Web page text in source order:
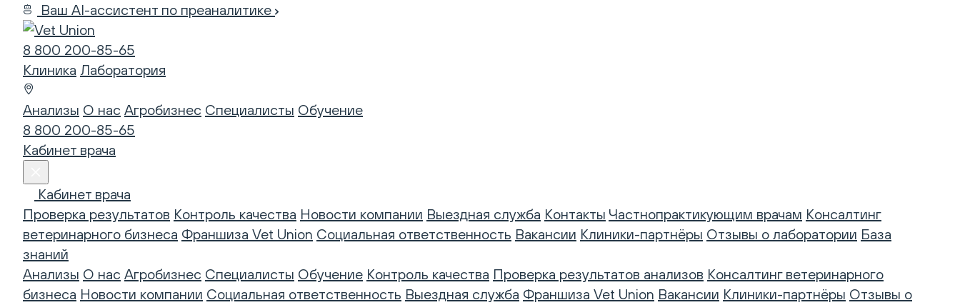
Ваш AI-ассистент по преаналитике
8 800 200-85-65
Клиника Лаборатория
Анализы О нас Агробизнес Специалисты Обучение
8 800 200-85-65
Кабинет врача
Кабинет врача
Проверка результатов Контроль качества Новости компании Выездная служба Контакты Частнопрактикующим врачам Консалтинг
ветеринарного бизнеса Франшиза Vet Union Социальная ответственность Вакансии Клиники-партнёры Отзывы о лаборатории База
знаний
Анализы О нас Агробизнес Специалисты Обучение Контроль качества Проверка результатов анализов Консалтинг ветеринарного
бизнеса Новости компании Социальная ответственность Выездная служба Франшиза Vet Union Вакансии Клиники-партнёры Отзывы о